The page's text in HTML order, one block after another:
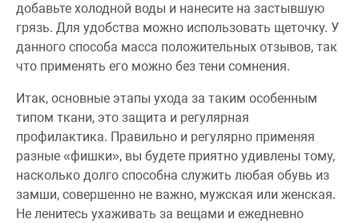
добавьте холодной воды и нанесите на застывшую
грязь. Для удобства можно использовать щеточку. У
данного способа масса положительных отзывов, так
что применять его можно без тени сомнения.
Итак, основные этапы ухода за таким особенным
типом ткани, это защита и регулярная
профилактика. Правильно и регулярно применяя
разные «фишки», вы будете приятно удивлены тому,
насколько долго способна служить любая обувь из
замши, совершенно не важно, мужская или женская.
Не ленитесь ухаживать за вещами и ежедневно